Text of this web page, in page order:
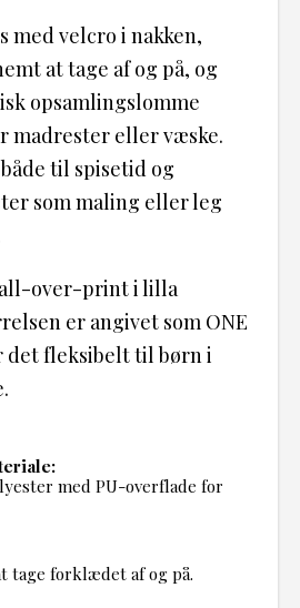
med velcro i nakken,
at tage af og på, og
opsamlingslomme
madrester eller væske.
til spisetid og
som maling eller leg
over-print i lilla
er angivet som ONE
det fleksibelt til børn i
med PU-overflade for
tage forklædet af og på.